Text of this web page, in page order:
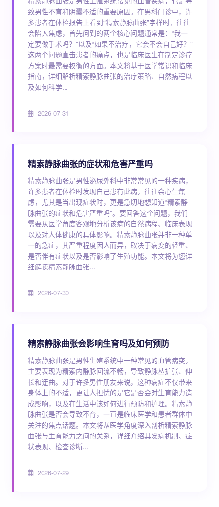
致男性不育和阴囊不适的重要原因。在男科门诊中，许
多患者在体检报告上看到“精索静脉曲张”字样时，往往
会陷入焦虑，首先问到的两个核心问题通常是：“我一
定要做手术吗？”以及“如果不治疗，它会不会自己好？”
这两个问题直击患者的痛点，也是临床医生在制定诊疗
方案时最需要权衡的方面。本文将基于医学常识和临床
指南，详细解析精索静脉曲张的治疗策略、自然病程以
及如何科学...
2026-07-31
精索静脉曲张的症状和危害严重吗
精索静脉曲张是男性泌尿外科中非常常见的一种疾病，
许多患者在体检时发现自己患有此病，往往会心生焦
虑，尤其是当出现症状时，更是急切地想知道“精索静
脉曲张的症状和危害严重吗”。要回答这个问题，我们
需要从医学角度客观地分析该病的自然病程、临床表现
以及对人体健康的具体影响。精索静脉曲张并非一种单
一的急症，其严重程度因人而异，取决于病变的轻重、
是否伴有症状以及是否影响了生殖功能。本文将为您详
细解读精索静脉曲张...
2026-07-30
精索静脉曲张会影响生育吗及如何预防
精索静脉曲张是男性生殖系统中一种常见的血管病变，
主要表现为精索内静脉回流不畅，导致静脉丛扩张、伸
长和迂曲。对于许多男性朋友来说，这种病症不仅带来
身体上的不适，更让人担忧的是它是否会对生育能力造
成影响，以及在生活中该如何进行预防和护理。精索静
脉曲张是否会导致不育，一直是临床医学和患者群体中
关注的焦点话题。本文将从医学角度深入剖析精索静脉
曲张与生育能力之间的关系，详细介绍其发病机制、症
状表现、检查诊断...
2026-07-29